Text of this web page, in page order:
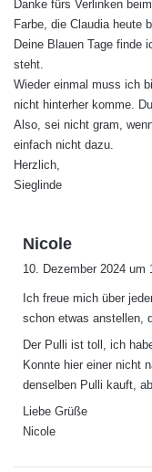
:
Danke fürs Verlinken
Farbe, die Claudia heute
Deine Blauen Tage finde
steht.
Wieder einmal muss ich
nicht hinterher komme.
Also, sei nicht gram,
einfach nicht dazu.
Herzlich,
Sieglinde
Nicole
t
:
10. Dezember 2024 um
Ich freue mich über
schon etwas anstellen,
Der Pulli ist toll, ich
Konnte hier einer nicht
denselben Pulli kauft,
Liebe Grüße
Nicole